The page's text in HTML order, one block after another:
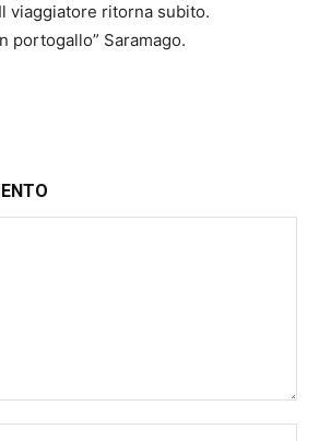
viaggiatore ritorna subito.
portogallo” Saramago.